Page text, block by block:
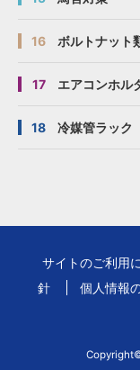
16 ボルトナット
17 エアコンホル
18 冷媒管ラック
サイトのご利用
針
個人情報